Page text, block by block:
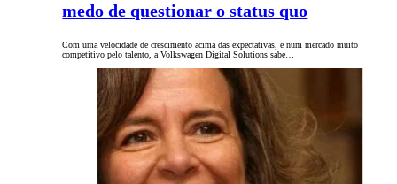
medo de questionar o status quo
Com uma velocidade de crescimento acima das expectativas, e num mercado muito
competitivo pelo talento, a Volkswagen Digital Solutions sabe…